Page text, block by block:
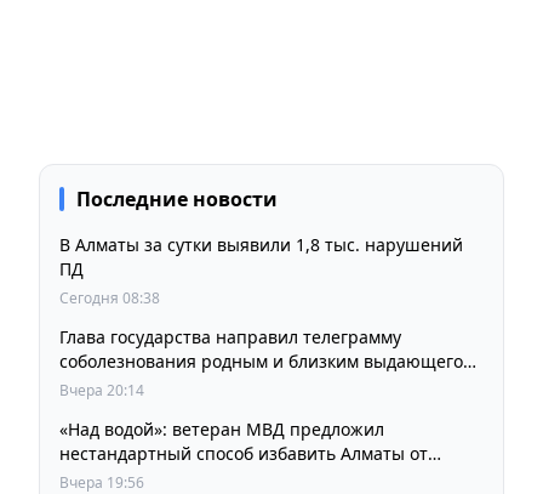
Последние новости
В Алматы за сутки выявили 1,8 тыс. нарушений
ПД
Сегодня 08:38
Глава государства направил телеграмму
соболезнования родным и близким выдающегося
кинорежиссера Ардака Амиркулова
Вчера 20:14
«Над водой»: ветеран МВД предложил
нестандартный способ избавить Алматы от
пробок и смога
Вчера 19:56